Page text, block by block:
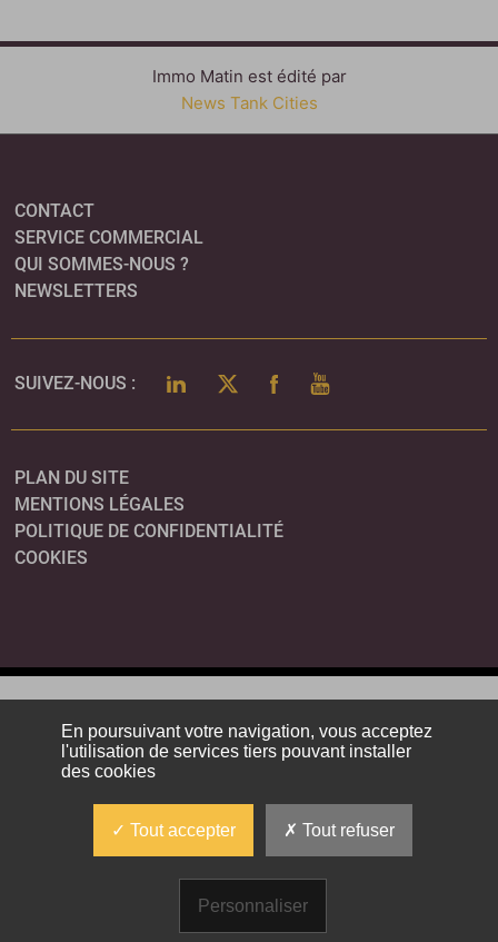
Immo Matin est édité par
News Tank Cities
CONTACT
SERVICE COMMERCIAL
QUI SOMMES-NOUS ?
NEWSLETTERS
SUIVEZ-NOUS : LINKEDINTWITTERFACEBOOK
YOUTUBE
PLAN DU SITE
MENTIONS LÉGALES
POLITIQUE DE CONFIDENTIALITÉ
COOKIES
En poursuivant votre navigation, vous acceptez
l'utilisation de services tiers pouvant installer
des cookies
Tout accepter Tout refuser
Personnaliser